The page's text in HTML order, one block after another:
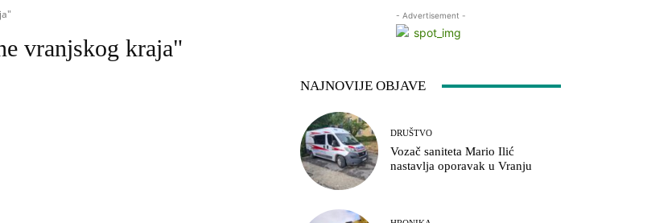
vranjskog kraja"
- Advertisement -
NAJNOVIJE OBJAVE
DRUŠTVO
Vozač saniteta Mario Ilić
nastavlja oporavak u Vranju